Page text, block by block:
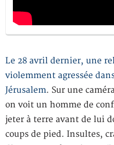
Le 28 avril dernier, une
violemment agressée
Jérusalem. Sur une
on voit un homme de
jeter à terre avant de lui
coups de pied. Insultes,